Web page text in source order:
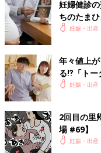
妊婦健診
ちのたまひ
妊娠・出産
年々値上
る⁉「トー
不満の声も
妊娠・出産
2回目の里
場 #69】
妊娠・出産